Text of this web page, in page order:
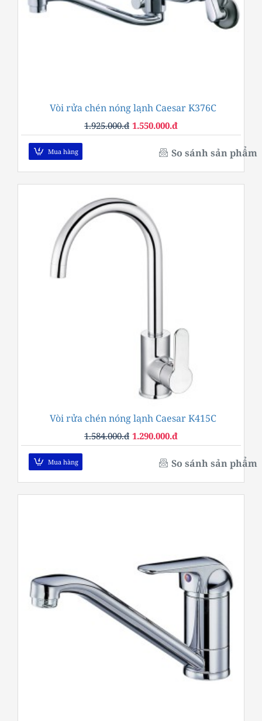
-19%
Vòi rửa chén nóng lạnh Caesar K376C
1.550.000.đ
1.925.000.đ
Mua hàng So sánh sản phẩm
-19%
Vòi rửa chén nóng lạnh Caesar K415C
1.290.000.đ
1.584.000.đ
Mua hàng So sánh sản phẩm